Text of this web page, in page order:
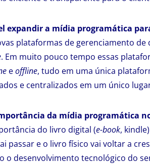
expandir a mídia programática
plataformas de gerenciamento
. Em muito pouco tempo essas
eoffline, tudo em uma única
e centralizados em um único
da mídia programática
do livro digital (e-book,
passar e o livro físico vai voltar a
o desenvolvimento tecnológico do